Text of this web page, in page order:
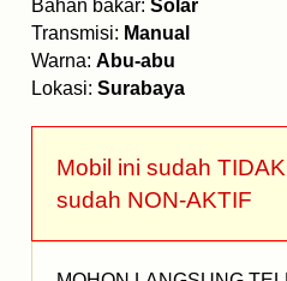
Bahan bakar: Solar
Transmisi: Manual
Warna: Abu-abu
Lokasi: Surabaya
Mobil ini sudah
sudah NON-AKTIF